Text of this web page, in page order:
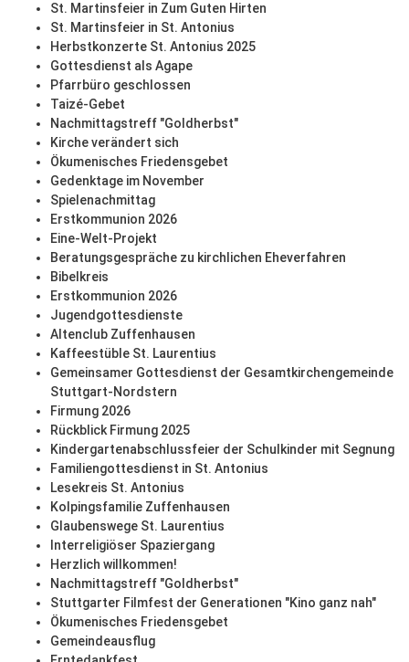
St. Martinsfeier in Zum Guten Hirten
St. Martinsfeier in St. Antonius
Herbstkonzerte St. Antonius 2025
Gottesdienst als Agape
Pfarrbüro geschlossen
Taizé-Gebet
Nachmittagstreff "Goldherbst"
Kirche verändert sich
Ökumenisches Friedensgebet
Gedenktage im November
Spielenachmittag
Erstkommunion 2026
Eine-Welt-Projekt
Beratungsgespräche zu kirchlichen Eheverfahren
Bibelkreis
Erstkommunion 2026
Jugendgottesdienste
Altenclub Zuffenhausen
Kaffeestüble St. Laurentius
Gemeinsamer Gottesdienst der Gesamtkirchengemeinde
Stuttgart-Nordstern
Firmung 2026
Rückblick Firmung 2025
Kindergartenabschlussfeier der Schulkinder mit Segnung
Familiengottesdienst in St. Antonius
Lesekreis St. Antonius
Kolpingsfamilie Zuffenhausen
Glaubenswege St. Laurentius
Interreligiöser Spaziergang
Herzlich willkommen!
Nachmittagstreff "Goldherbst"
Stuttgarter Filmfest der Generationen "Kino ganz nah"
Ökumenisches Friedensgebet
Gemeindeausflug